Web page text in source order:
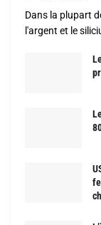
Dans la plupart
l'argent et le